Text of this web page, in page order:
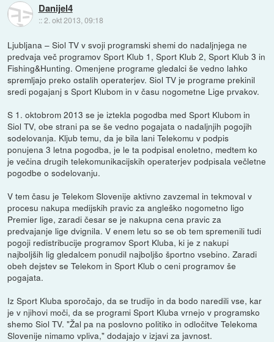
Danijel4
::2. okt 2013, 09:18
Ljubljana – Siol TV v svoji programski shemi do nadaljnjega ne
predvaja več programov Sport Klub 1, Sport Klub 2, Sport Klub 3 in
Fishing&Hunting. Omenjene programe gledalci še vedno lahko
spremljajo preko ostalih operaterjev. Siol TV je programe prekinil
sredi pogajanj s Sport Klubom in v času nogometne Lige prvakov.
S 1. oktobrom 2013 se je iztekla pogodba med Sport Klubom in
Siol TV, obe strani pa se še vedno pogajata o nadaljnjih pogojih
sodelovanja. Kljub temu, da je bila lani Telekomu v podpis
ponujena 3 letna pogodba, je le ta podpisal enoletno, medtem ko
je večina drugih telekomunikacijskih operaterjev podpisala večletne
pogodbe o sodelovanju.
V tem času je Telekom Slovenije aktivno zavzemal in tekmoval v
procesu nakupa medijskih pravic za angleško nogometno ligo
Premier lige, zaradi česar se je nakupna cena pravic za
predvajanje lige dvignila. V enem letu so se ob tem spremenili tudi
pogoji redistribucije programov Sport Kluba, ki je z nakupi
najboljših lig gledalcem ponudil najboljšo športno vsebino. Zaradi
obeh dejstev se Telekom in Sport Klub o ceni programov še
pogajata.
Iz Sport Kluba sporočajo, da se trudijo in da bodo naredili vse, kar
je v njihovi moči, da se programi Sport Kluba vrnejo v programsko
shemo Siol TV. "Žal pa na poslovno politiko in odločitve Telekoma
Slovenije nimamo vpliva," dodajajo v izjavi za javnost.